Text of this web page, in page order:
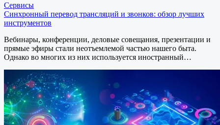
Сервисы
Синхронный перевод трансляций и звонков: обзор лучших
инструментов
Вебинары, конференции, деловые совещания, презентации и
прямые эфиры стали неотъемлемой частью нашего быта.
Однако во многих из них используется иностранный…